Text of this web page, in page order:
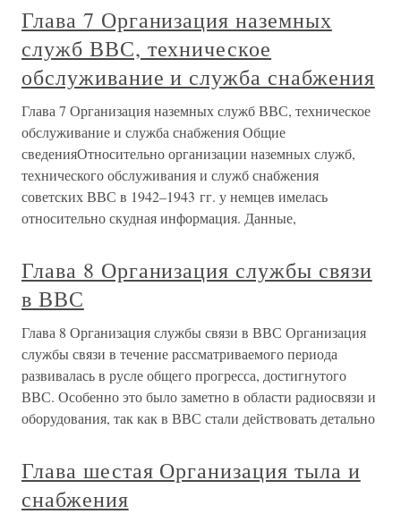
Глава 7 Организация наземных
служб ВВС, техническое
обслуживание и служба снабжения
Глава 7 Организация наземных служб ВВС, техническое
обслуживание и служба снабжения Общие
сведенияОтносительно организации наземных служб,
технического обслуживания и служб снабжения
советских ВВС в 1942–1943 гг. у немцев имелась
относительно скудная информация. Данные,
Глава 8 Организация службы связи
в ВВС
Глава 8 Организация службы связи в ВВС Организация
службы связи в течение рассматриваемого периода
развивалась в русле общего прогресса, достигнутого
ВВС. Особенно это было заметно в области радиосвязи и
оборудования, так как в ВВС стали действовать детально
Глава шестая Организация тыла и
снабжения